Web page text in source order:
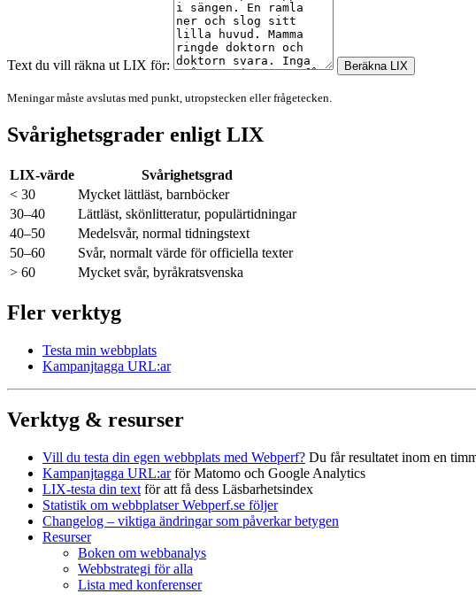
Text du vill räkna ut LIX för: Beräkna LIX
Meningar måste avslutas med punkt, utropstecken eller frågetecken.
Svårighetsgrader enligt LIX
LIX-värde
Svårighetsgrad
< 30
Mycket lättläst, barnböcker
30–40
Lättläst, skönlitteratur, populärtidningar
40–50
Medelsvår, normal tidningstext
50–60
Svår, normalt värde för officiella texter
> 60
Mycket svår, byråkratsvenska
Fler verktyg
Testa min webbplats
Kampanjtagga URL:ar
Verktyg & resurser
Vill du testa din egen webbplats med Webperf? Du får resultatet inom en
Kampanjtagga URL:arför Matomo och Google Analytics
LIX-testa din text för att få dess Läsbarhetsindex
Statistik om webbplatser Webperf.se följer
Changelog – viktiga ändringar som påverkar betygen
Resurser
Boken om webbanalys
Webbstrategi för alla
Lista med konferenser